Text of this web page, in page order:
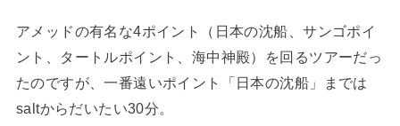
アメッドの有名な4ポイント（日本の沈船、サンゴポイ
ント、タートルポイント、海中神殿）を回るツアーだっ
たのですが、一番遠いポイント「日本の沈船」までは
saltからだいたい30分。